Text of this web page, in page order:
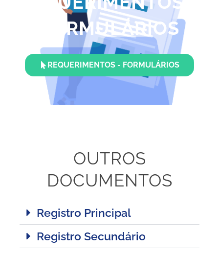
FORMULÁRIOS
REQUERIMENTOS - FORMULÁRIOS
OUTROS
DOCUMENTOS
Registro Principal
Registro Secundário